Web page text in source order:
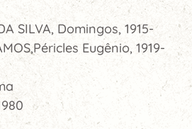
SILVA, Domingos, 1915-
Eugênio, 1919-